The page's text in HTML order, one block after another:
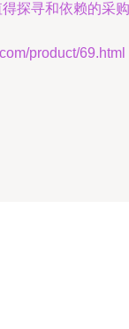
探寻和依赖的采购
product/69.html